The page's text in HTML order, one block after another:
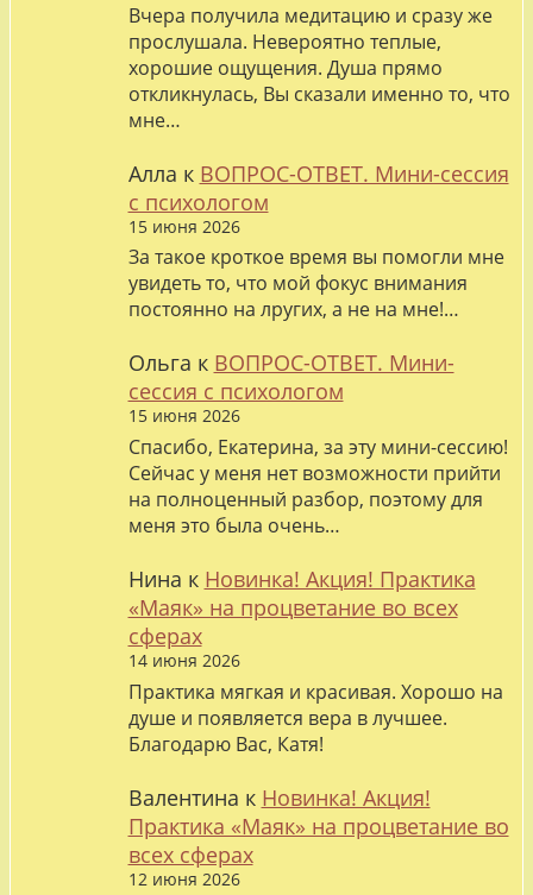
Вчера получила медитацию и сразу же
прослушала. Невероятно теплые,
хорошие ощущения. Душа прямо
откликнулась, Вы сказали именно то, что
мне…
Алла к ВОПРОС-ОТВЕТ. Мини-сессия
с психологом
15 июня 2026
За такое кроткое время вы помогли мне
увидеть то, что мой фокус внимания
постоянно на лругих, а не на мне!…
Ольга к ВОПРОС-ОТВЕТ. Мини-
сессия с психологом
15 июня 2026
Спасибо, Екатерина, за эту мини-сессию!
Сейчас у меня нет возможности прийти
на полноценный разбор, поэтому для
меня это была очень…
Нина к Новинка! Акция! Практика
«Маяк» на процветание во всех
сферах
14 июня 2026
Практика мягкая и красивая. Хорошо на
душе и появляется вера в лучшее.
Благодарю Вас, Катя!
Валентина к Новинка! Акция!
Практика «Маяк» на процветание во
всех сферах
12 июня 2026